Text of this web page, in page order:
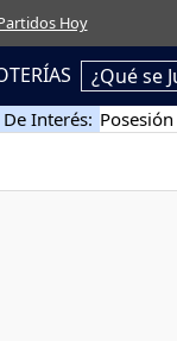
Hoy
¿Qué se
De Interés: